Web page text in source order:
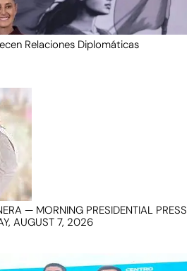
Relaciones Diplomáticas
— MORNING PRESIDENTIAL PRESS
AUGUST 7, 2026